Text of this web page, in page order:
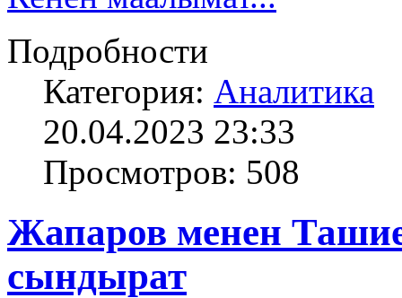
Подробности
Категория: Аналитика
20.04.2023 23:33
Просмотров: 508
Жапаров менен
сындырат